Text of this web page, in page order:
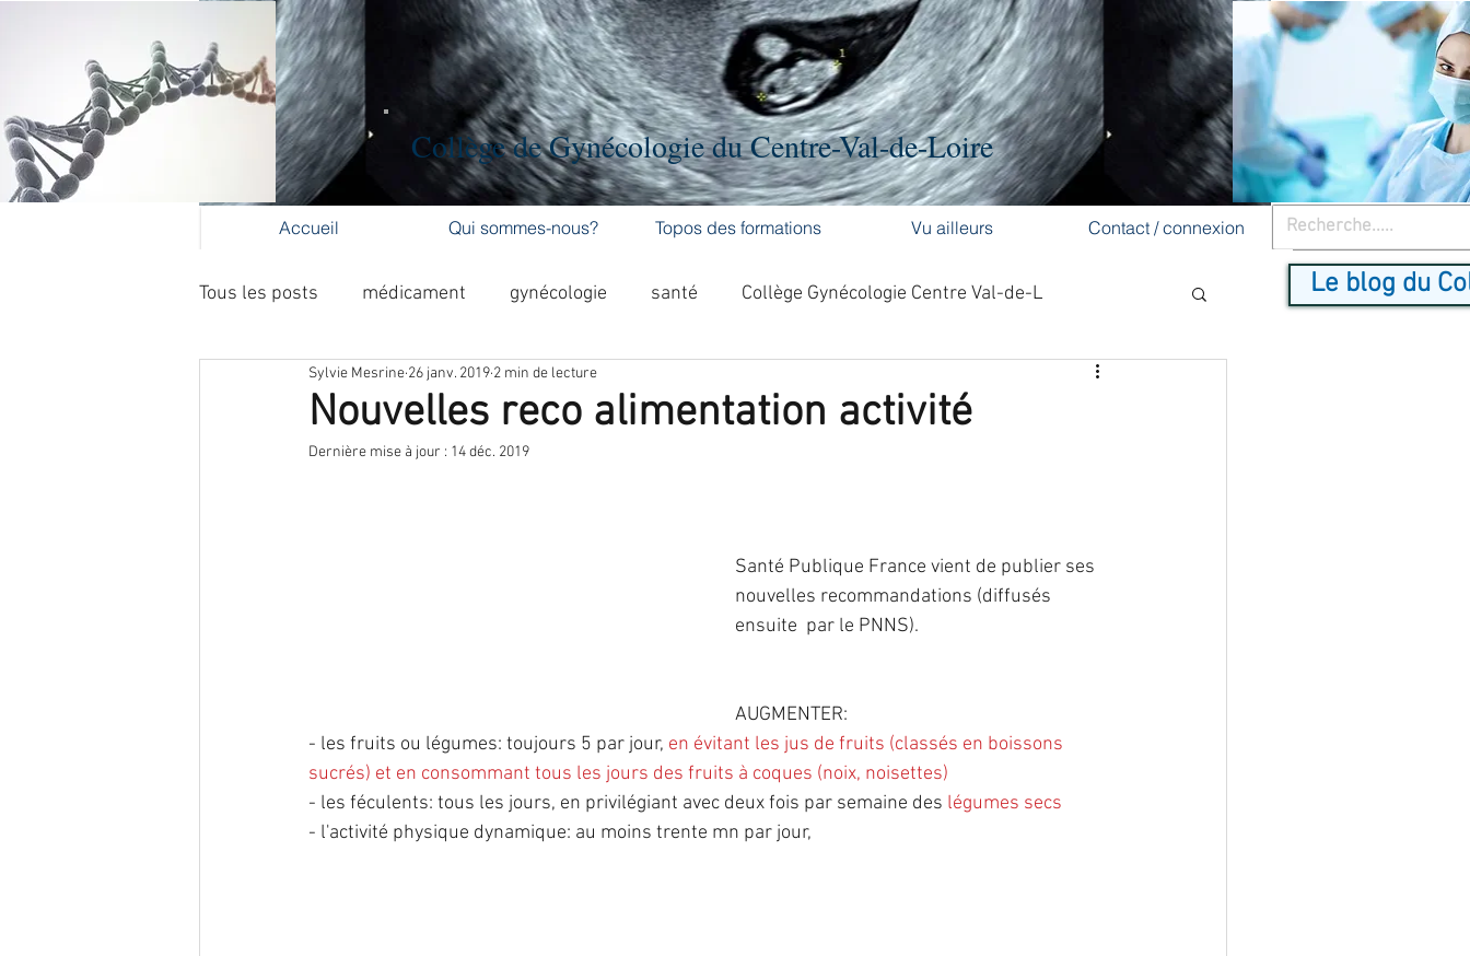
Collège de Gynécologie du Centre-Val-de-Loire
Accueil Qui sommes-nous? Topos des formations Vu ailleurs Contact / connexion
Tous les posts médicament gynécologie santé Collège Gynécologie Centre Val-de-L
Formation médicale continue activité physique cancer du sein
fausse-couche grossesse malformation
reproduction Traitement hormonal de ménopause
Nouvelles reco alimentation activité
Sylvie Mesrine 26 janv. 2019 2 min de lecture
Dernière mise à jour : 14 déc. 2019
Santé Publique France vient de publier ses
nouvelles recommandations (diffusés
ensuite  par le PNNS).
AUGMENTER:
- les fruits ou légumes: toujours 5 par jour, en évitant les jus de fruits (classés en boissons
sucrés) et en consommant tous les jours des fruits à coques (noix, noisettes)
- les féculents: tous les jours, en privilégiant avec deux fois par semaine des légumes secs
- l'activité physique dynamique: au moins trente mn par jour,
Le blog du